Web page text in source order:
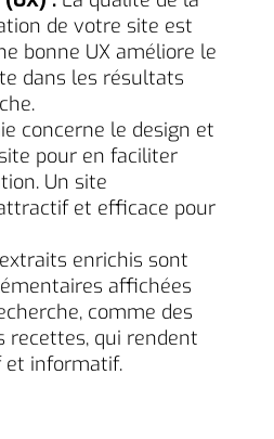
de votre site est
bonne UX améliore le
dans les résultats
concerne le design et
pour en faciliter
Un site
et efficace pour
enrichis sont
affichées
comme des
recettes, qui rendent
informatif.